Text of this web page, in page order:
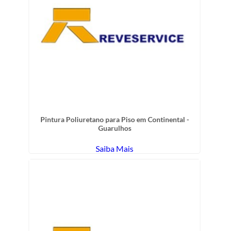
Pintura Poliuretano para Piso em Continental -
Guarulhos
Saiba Mais